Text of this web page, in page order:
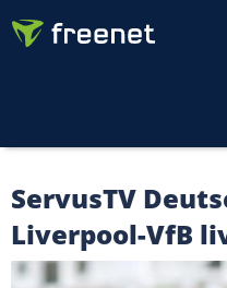
ServusTV
Liverpool-VfB